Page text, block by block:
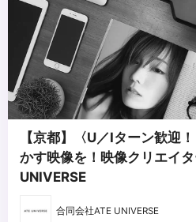
【京都】〈U／Iターン歓迎
かす映像を！映像クリエイ
UNIVERSE
合同会社ATE UNIVERSE